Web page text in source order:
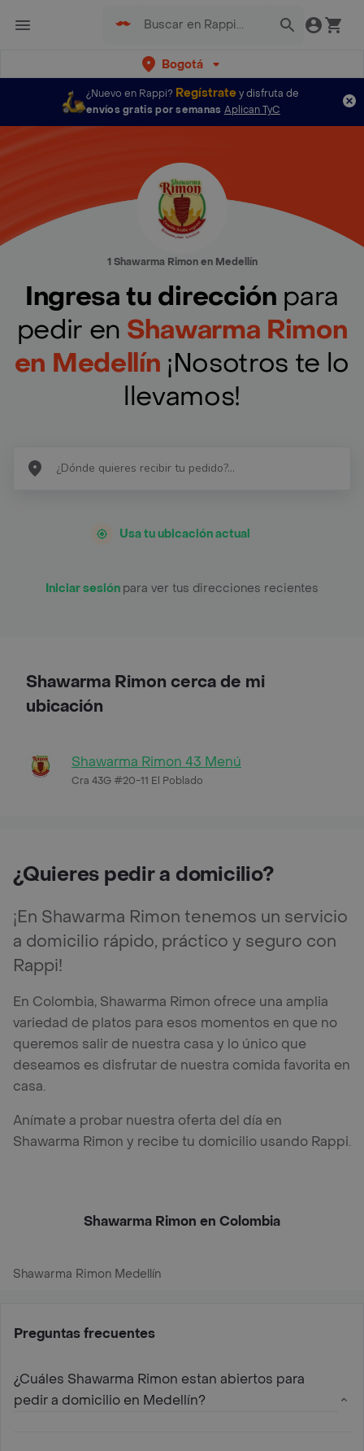
Bogotá
¿Nuevo en Rappi? Regístratey disfruta de
envíos gratis por semanas Aplican TyC
1 Shawarma Rimon en Medellín
Ingresa tu dirección para
pedir en Shawarma Rimon
en Medellín ¡Nosotros te lo
llevamos!
Usa tu ubicación actual
Iniciar sesión para ver tus direcciones recientes
Shawarma Rimon cerca de mi
ubicación
Shawarma Rimon 43 Menú
Cra 43G #20-11 El Poblado
¿Quieres pedir a domicilio?
¡En Shawarma Rimon tenemos un servicio
a domicilio rápido, práctico y seguro con
Rappi!
En Colombia, Shawarma Rimon ofrece una amplia
variedad de platos para esos momentos en que no
queremos salir de nuestra casa y lo único que
deseamos es disfrutar de nuestra comida favorita en
casa.
Anímate a probar nuestra oferta del día en
Shawarma Rimon y recibe tu domicilio usando Rappi.
Shawarma Rimon en Colombia
Shawarma Rimon Medellín
Preguntas frecuentes
¿Cuáles Shawarma Rimon estan abiertos para
pedir a domicilio en Medellín?